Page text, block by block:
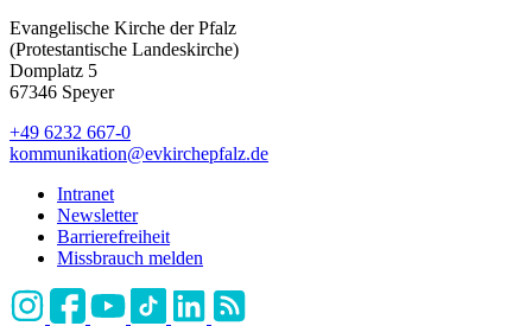
Evangelische Kirche der Pfalz
(Protestantische Landeskirche)
Domplatz 5
67346 Speyer
+49 6232 667-0
kommunikation@evkirchepfalz.de
Intranet
Newsletter
Barrierefreiheit
Missbrauch melden